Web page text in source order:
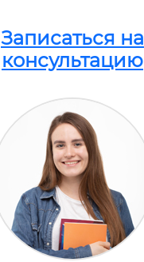
Записаться на
консультацию